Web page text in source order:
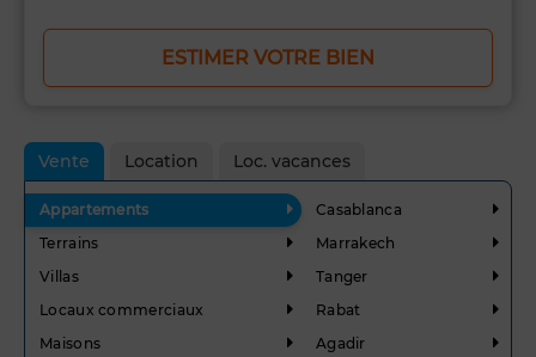
ESTIMER VOTRE BIEN
Vente Location Loc. vacances
Appartements
Terrains
Villas
Locaux commerciaux
Maisons
Casablanca
Marrakech
Tanger
Rabat
Agadir